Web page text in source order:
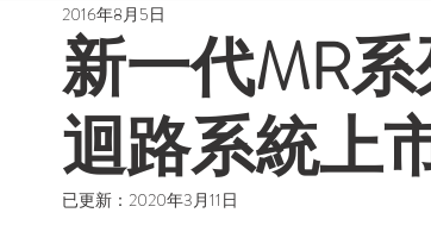
新一代MR
迴路系統上
2016年8月5日
已更新： 2020年3月11日